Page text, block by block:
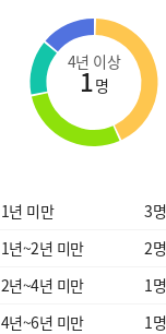
4년 이상
1명
1년 미만 3명
1년~2년 미만
2명
2년~4년 미만
1명
4년~6년 미만
1명